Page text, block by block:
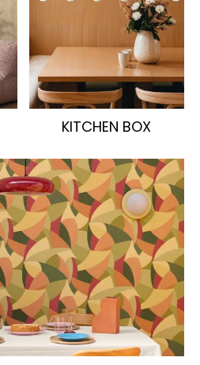
KITCHEN BOX